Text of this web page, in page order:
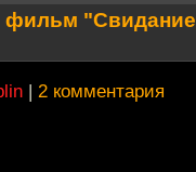
фильм "Свидание
| 2 комментария